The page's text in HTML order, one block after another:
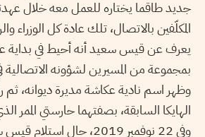
جديد طاقما يختاره للعمل معه خلال
المكلّفين بالاتصال، تلك عادة كل الوزراء
يعرف عن قيس سعيد أنه أحيط في بداية
بمجموعة من المسيرين لشؤونه الاتصالية
وظهر اسم نادية عكاشة مديرة ديوانه، ثم
الهايكا السابقة، بصفتهما حارستي الممر
وفي 22 نوفمبر 2019، حال